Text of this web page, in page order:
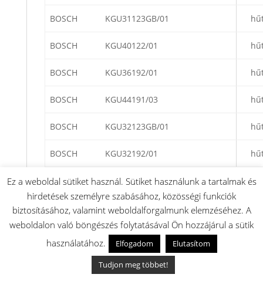
BOSCH KGU31123GB/01
BOSCH KGU40122/01
BOSCH KGU36192/01
BOSCH KGU44191/03
BOSCH KGU32123GB/01
BOSCH KGU32192/01
BOSCH KGU44191FF/02
BOSCH KGU44192/01
KGU44122FF/01
KGU32122/01
Ez a weboldal sütiket használ. Sütiket használunk a tartalmak és
hirdetések személyre szabásához, közösségi funkciók
biztosításához, valamint weboldalforgalmunk elemzéséhez. A
weboldalon való böngészés folytatásával Ön hozzájárul a sütik
használatához.
Elfogadom
Elutasítom
Tudjon meg többet!